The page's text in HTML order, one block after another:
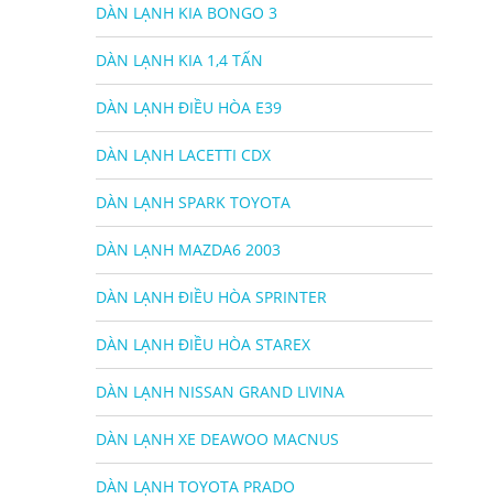
DÀN LẠNH KIA BONGO 3
DÀN LẠNH KIA 1,4 TẤN
DÀN LẠNH ĐIỀU HÒA E39
DÀN LẠNH LACETTI CDX
DÀN LẠNH SPARK TOYOTA
DÀN LẠNH MAZDA6 2003
DÀN LẠNH ĐIỀU HÒA SPRINTER
DÀN LẠNH ĐIỀU HÒA STAREX
DÀN LẠNH NISSAN GRAND LIVINA
DÀN LẠNH XE DEAWOO MACNUS
DÀN LẠNH TOYOTA PRADO